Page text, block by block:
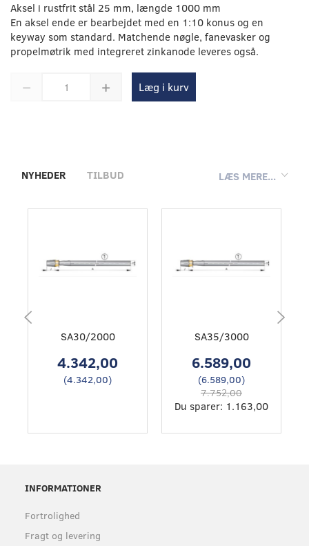
Aksel i rustfrit stål 25 mm, længde 1000 mm
En aksel ende er bearbejdet med en 1:10 konus og en
keyway som standard. Matchende nøgle, fanevasker og
propelmøtrik med integreret zinkanode leveres også.
Læg i kurv
LÆS MERE...
NYHEDER TILBUD
SA30/2000
4.342,00
(4.342,00)
SA35/3000
6.589,00
(6.589,00)
7.752,00
Du sparer: 1.163,00
INFORMATIONER
Fortrolighed
Fragt og levering